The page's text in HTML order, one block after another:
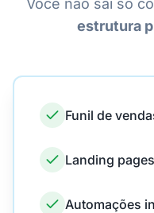
estrutura
Funil de
Landing
Automações